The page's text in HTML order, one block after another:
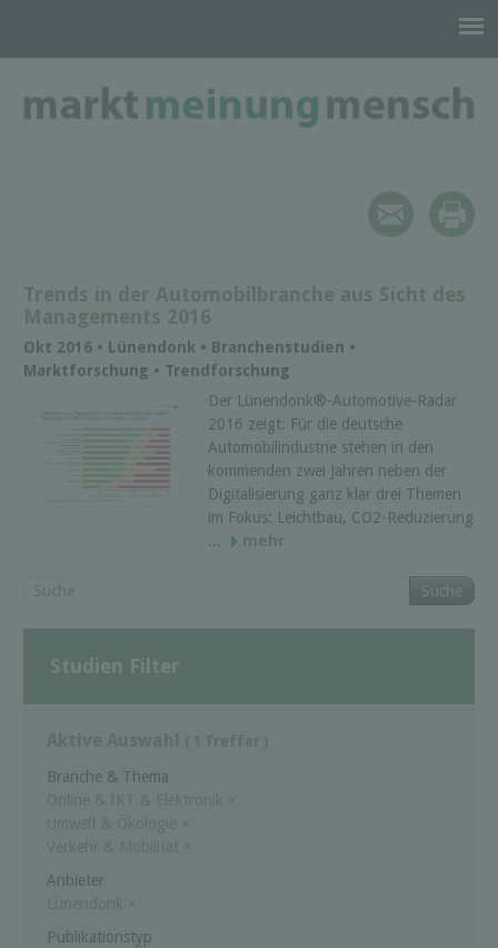
Trends in der Automobilbranche aus Sicht des
Managements 2016
Okt 2016 • Lünendonk • Branchenstudien •
Marktforschung • Trendforschung
Der Lünendonk®-Automotive-Radar
2016 zeigt: Für die deutsche
Automobilindustrie stehen in den
kommenden zwei Jahren neben der
Digitalisierung ganz klar drei Themen
im Fokus: Leichtbau, CO2-Reduzierung
...
mehr
Suche
Studien Filter
Aktive Auswahl ( 1 Treffer )
Branche & Thema
Online & IKT & Elektronik ×
Umwelt & Ökologie ×
Verkehr & Mobilität ×
Anbieter
Lünendonk ×
Publikationstyp